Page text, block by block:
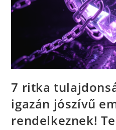
7 ritka
igazán jószívű
rendelkeznek!